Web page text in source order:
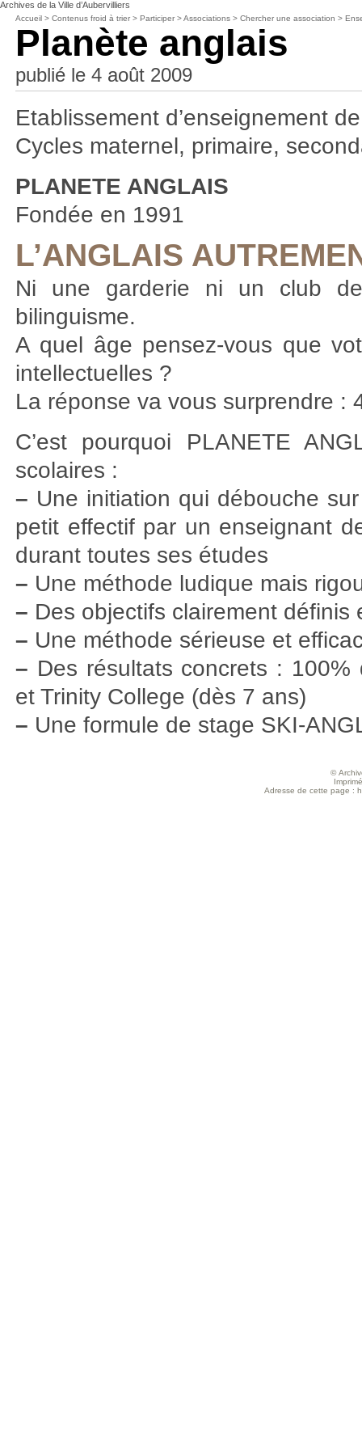
Archives de la Ville d’Aubervilliers
Accueil >Contenus froid à trier >Participer >Associations >Chercher une association >
Planète anglais
publié le 4 août 2009
Etablissement d’enseignement
Cycles maternel, primaire,
PLANETE ANGLAIS
Fondée en 1991
L’ANGLAIS
Ni une garderie ni un club
bilinguisme.
A quel âge pensez-vous que
intellectuelles ?
La réponse va vous surprendre :
C’est pourquoi PLANETE
scolaires :
– Une initiation qui débouche
petit effectif par un enseignant
durant toutes ses études
– Une méthode ludique mais
– Des objectifs clairement
– Une méthode sérieuse et
– Des résultats concrets :
et Trinity College (dès 7 ans)
– Une formule de stage SKI-
©
Adresse de cette page :